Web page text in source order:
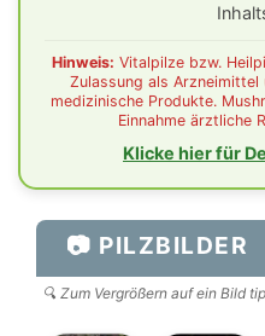
Hinweis: Vitalpilze bzw.
Zulassung als
medizinische Produkte.
Einnahme ärztliche
Klicke hier für
📷 PILZBILDER
🔍 Zum Vergrößern auf ein Bild